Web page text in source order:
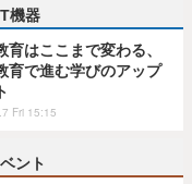
機器
育はここまで変わる、
育で進む学びのアップ
Fri 15:15
ント